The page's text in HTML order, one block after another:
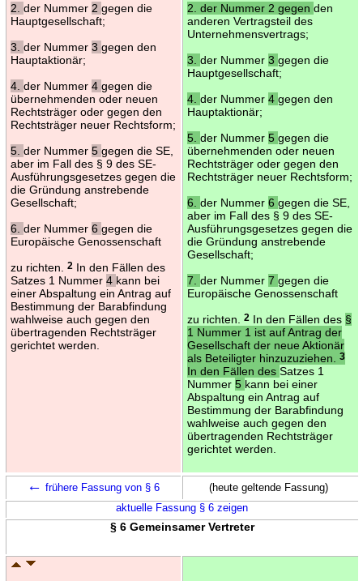
2. der Nummer 2 gegen die
Hauptgesellschaft;
3. der Nummer 3 gegen den
Hauptaktionär;
4. der Nummer 4 gegen die
übernehmenden oder neuen
Rechtsträger oder gegen den
Rechtsträger neuer Rechtsform;
5. der Nummer 5 gegen die SE,
aber im Fall des § 9 des SE-
Ausführungsgesetzes gegen die
die Gründung anstrebende
Gesellschaft;
6. der Nummer 6 gegen die
Europäische Genossenschaft
zu richten.
2In den Fällen des
Satzes 1 Nummer 4 kann bei
einer Abspaltung ein Antrag auf
Bestimmung der Barabfindung
wahlweise auch gegen den
übertragenden Rechtsträger
gerichtet werden.
2. der Nummer 2 gegen den
anderen Vertragsteil des
Unternehmensvertrags;
3. der Nummer 3 gegen die
Hauptgesellschaft;
4. der Nummer 4 gegen den
Hauptaktionär;
5. der Nummer 5 gegen die
übernehmenden oder neuen
Rechtsträger oder gegen den
Rechtsträger neuer Rechtsform;
6. der Nummer 6 gegen die SE,
aber im Fall des § 9 des SE-
Ausführungsgesetzes gegen die
die Gründung anstrebende
Gesellschaft;
7. der Nummer 7 gegen die
Europäische Genossenschaft
zu richten.
2In den Fällen des §
1 Nummer 1 ist auf Antrag der
Gesellschaft der neue Aktionär
als Beteiligter hinzuzuziehen.
3
In den Fällen des Satzes 1
Nummer 5 kann bei einer
Abspaltung ein Antrag auf
Bestimmung der Barabfindung
wahlweise auch gegen den
übertragenden Rechtsträger
gerichtet werden.
← frühere Fassung von § 6
(heute geltende Fassung)
aktuelle Fassung § 6 zeigen
§ 6 Gemeinsamer Vertreter